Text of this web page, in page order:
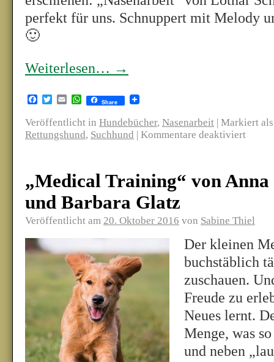
perfekt für uns. Schnuppert mit Melody
🙂
Weiterlesen… →
Facebook
TwitterEmailWhatsApp
Share
Veröffentlicht in Hundebücher, Nasenarbeit | Markiert als
Rettungshund, Suchhund | Kommentare deaktiviert
„Medical Training“ von
und Barbara Glatz
Veröffentlicht am 20. Oktober 2016 von Sabine Thiel
Der kleinen
buchstäblich
zuschauen.
Freude zu
Neues lernt.
Menge, was
und neben